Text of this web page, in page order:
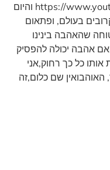
https://www.youtube.com/watch?v=DdGuesBIdQ4 והיום
בעולם, ופתאום
שהאהבה בינינו
אהבה יכולה להפסיק
כל כך רחוק,אני
שם כלום,זה